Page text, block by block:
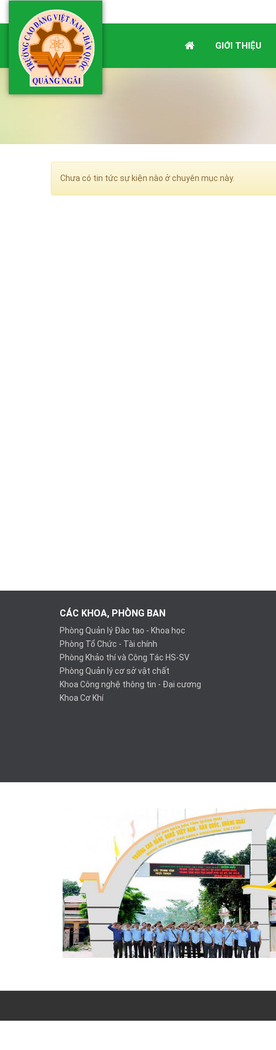
GIỚI THIỆU
Chưa có tin tức sự kiện nào ở chuyên mục này.
CÁC KHOA, PHÒNG BAN
Phòng Quản lý Đào tạo - Khoa học
Phòng Tổ Chức - Tài chính
Phòng Khảo thí và Công Tác HS-SV
Phòng Quản lý cơ sở vật chất
Khoa Công nghệ thông tin - Đại cương
Khoa Cơ Khí